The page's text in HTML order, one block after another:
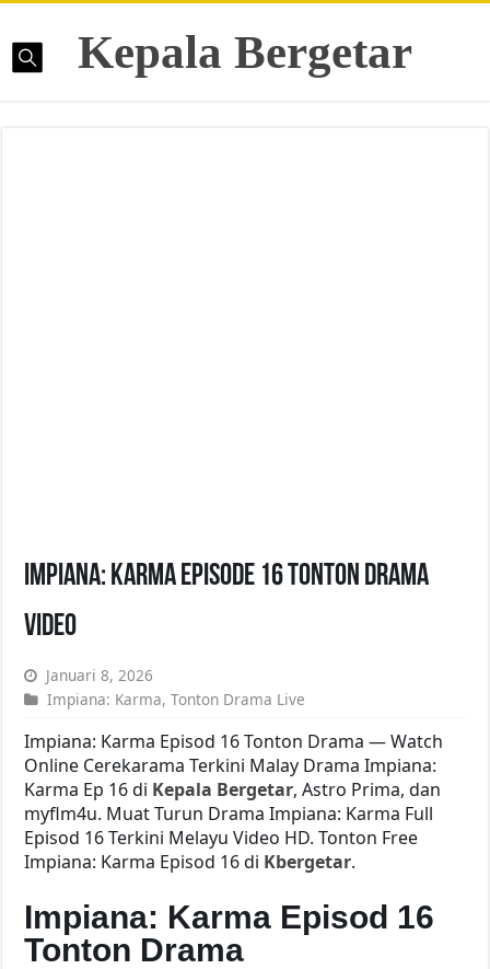
Kepala Bergetar
Impiana: Karma Episode 16 Tonton Drama
Video
Januari 8, 2026
Impiana: Karma,Tonton Drama Live
Impiana: Karma Episod 16 Tonton Drama — Watch
Online Cerekarama Terkini Malay Drama Impiana:
Karma Ep 16 di Kepala Bergetar, Astro Prima, dan
myflm4u. Muat Turun Drama Impiana: Karma Full
Episod 16 Terkini Melayu Video HD. Tonton Free
Impiana: Karma Episod 16 di Kbergetar.
Impiana: Karma Episod 16
Tonton Drama